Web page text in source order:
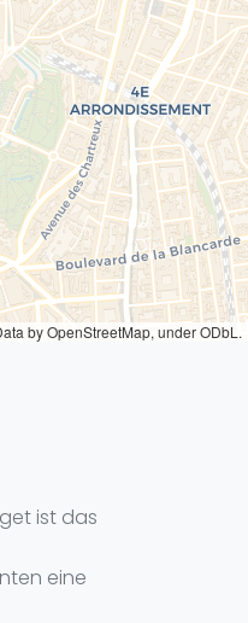
by OpenStreetMap, under ODbL.
ist das
eine